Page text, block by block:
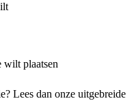
wilt plaatsen
Lees dan onze uitgebreide